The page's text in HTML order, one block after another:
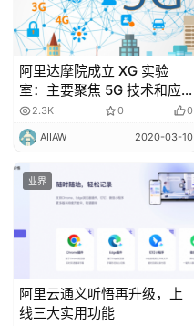
阿里达摩院成立 XG 实验
室：主要聚焦 5G 技术和应
用的协同研发！
2.3K 0 0
AIIAW 2020-03-10
业界
阿里云通义听悟再升级，上
线三大实用功能